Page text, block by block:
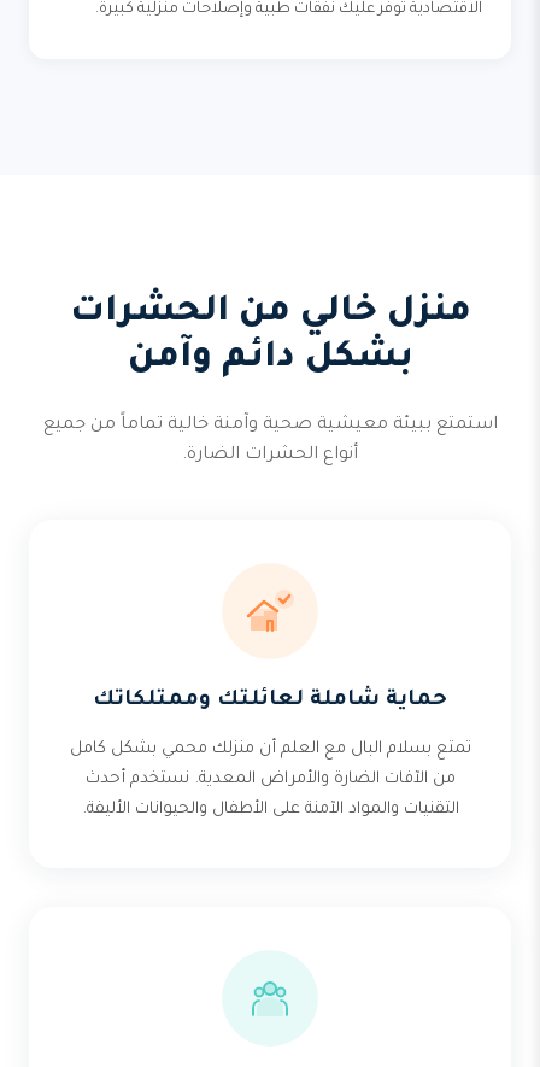
الاقتصادية توفر عليك نفقات طبية وإصلاحات منزلية كبيرة.
منزل خالي من الحشرات
بشكل دائم وآمن
استمتع ببيئة معيشية صحية وآمنة خالية تماماً من جميع
أنواع الحشرات الضارة.
حماية شاملة لعائلتك وممتلكاتك
تمتع بسلام البال مع العلم أن منزلك محمي بشكل كامل
من الآفات الضارة والأمراض المعدية. نستخدم أحدث
التقنيات والمواد الآمنة على الأطفال والحيوانات الأليفة.